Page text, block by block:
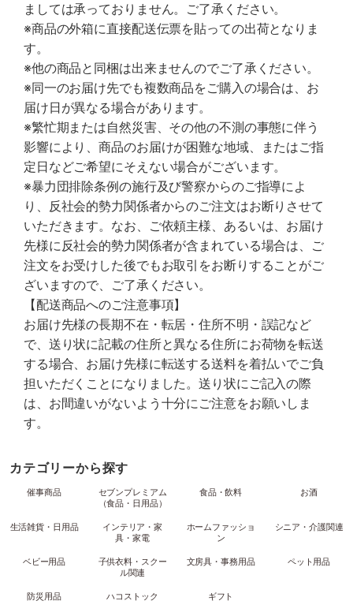
ましては承っておりません。ご了承ください。
※商品の外箱に直接配送伝票を貼っての出荷となりま
す。
※他の商品と同梱は出来ませんのでご了承ください。
※同一のお届け先でも複数商品をご購入の場合は、お
届け日が異なる場合があります。
※繁忙期または自然災害、その他の不測の事態に伴う
影響により、商品のお届けが困難な地域、またはご指
定日などご希望にそえない場合がございます。
※暴力団排除条例の施行及び警察からのご指導によ
り、反社会的勢力関係者からのご注文はお断りさせて
いただきます。なお、ご依頼主様、あるいは、お届け
先様に反社会的勢力関係者が含まれている場合は、ご
注文をお受けした後でもお取引をお断りすることがご
ざいますので、ご了承ください。
【配送商品へのご注意事項】
お届け先様の長期不在・転居・住所不明・誤記など
で、送り状に記載の住所と異なる住所にお荷物を転送
する場合、お届け先様に転送する送料を着払いでご負
担いただくことになりました。送り状にご記入の際
は、お間違いがないよう十分にご注意をお願いしま
す。
カテゴリーから探す
催事商品
セブンプレミアム
（食品・日用品）
食品・飲料 お酒
生活雑貨・日用品
インテリア・家
具・家電
ホームファッショ
ン
シニア・介護関連
ベビー用品
子供衣料・スクー
ル関連
文房具・事務用品 ペット用品
防災用品 ハコストック ギフト